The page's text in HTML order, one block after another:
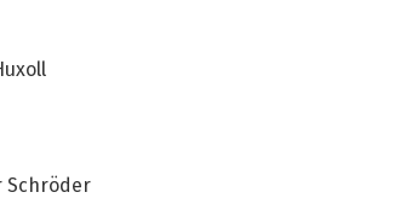
Schröder